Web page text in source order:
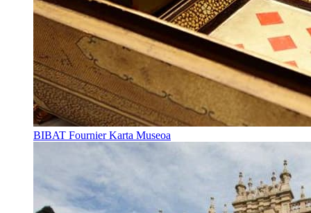
BIBAT Fournier Karta Museoa